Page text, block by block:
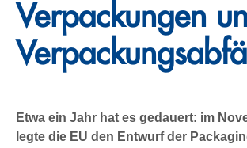
Verpackungen
Etwa ein Jahr hat es gedauert: im
legte die EU den Entwurf der